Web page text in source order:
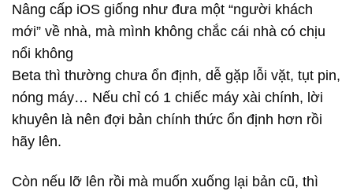
Nâng cấp iOS giống như đưa một “người khách
mới” về nhà, mà mình không chắc cái nhà có chịu
nổi không
Beta thì thường chưa ổn định, dễ gặp lỗi vặt, tụt pin,
nóng máy… Nếu chỉ có 1 chiếc máy xài chính, lời
khuyên là nên đợi bản chính thức ổn định hơn rồi
hãy lên.
Còn nếu lỡ lên rồi mà muốn xuống lại bản cũ, thì